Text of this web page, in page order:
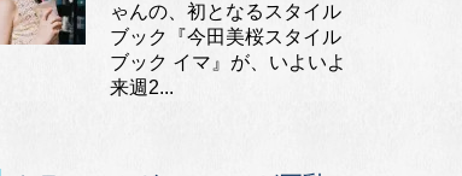
ゃんの、初となるスタイル
ブック『今田美桜スタイル
ブック イマ』が、いよいよ
来週2...